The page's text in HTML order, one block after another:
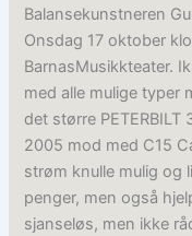
Balansekunstneren
Onsdag 17 oktober
BarnasMusikkteater.
med alle mulige typer
det større PETERBILT
2005 mod med C15
strøm knulle mulig og
penger, men også
sjanseløs, men ikke